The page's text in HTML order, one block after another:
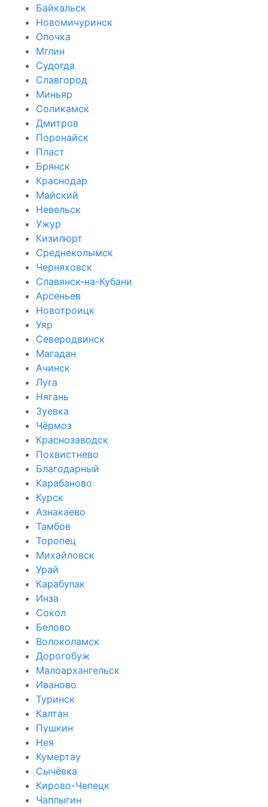
Байкальск
Новомичуринск
Опочка
Мглин
Судогда
Славгород
Миньяр
Соликамск
Дмитров
Поронайск
Пласт
Брянск
Краснодар
Майский
Невельск
Ужур
Кизилюрт
Среднеколымск
Черняховск
Славянск-на-Кубани
Арсеньев
Новотроицк
Уяр
Северодвинск
Магадан
Ачинск
Луга
Нягань
Зуевка
Чёрмоз
Краснозаводск
Похвистнево
Благодарный
Карабаново
Курск
Азнакаево
Тамбов
Торопец
Михайловск
Урай
Карабулак
Инза
Сокол
Белово
Волоколамск
Дорогобуж
Малоархангельск
Иваново
Туринск
Калтан
Пушкин
Нея
Кумертау
Сычёвка
Кирово-Чепецк
Чаплыгин